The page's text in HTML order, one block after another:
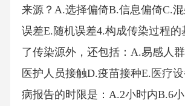
来源？A.选择偏倚B.信息偏倚C.
误差E.随机误差4.构成传染过程的
了传染源外，还包括：A.易感人
医护人员接触D.疫苗接种E.医疗
病报告的时限是：A.2小时内B.6